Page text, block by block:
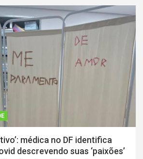
médica no DF identifica
descrevendo suas ‘paixões’